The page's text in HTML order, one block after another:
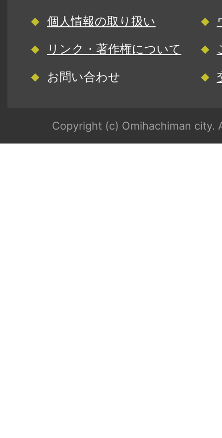
個人情報の取り扱い
リンク・著作権について
お問い合わせ
Copyright (c) Omihachiman city.